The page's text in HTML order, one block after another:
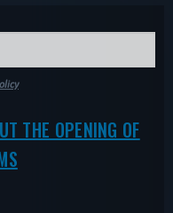
THE OPENING OF